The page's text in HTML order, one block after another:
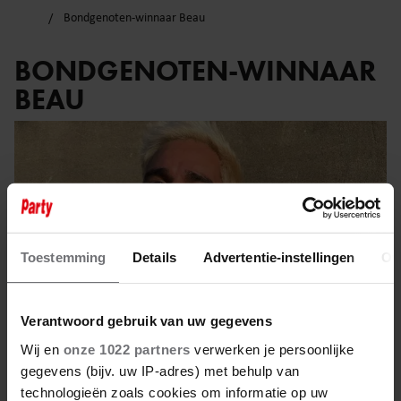
Toestemming Details Advertentie-instellingen
Verantwoord gebruik van uw gegevens
Wij en onze 1022 partners verwerken je persoonlijke
gegevens (bijv. uw IP-adres) met behulp van
technologieën zoals cookies om informatie op uw
Bondgenoten-winnaar Beau
BONDGENOTEN-WINNAAR
BEAU